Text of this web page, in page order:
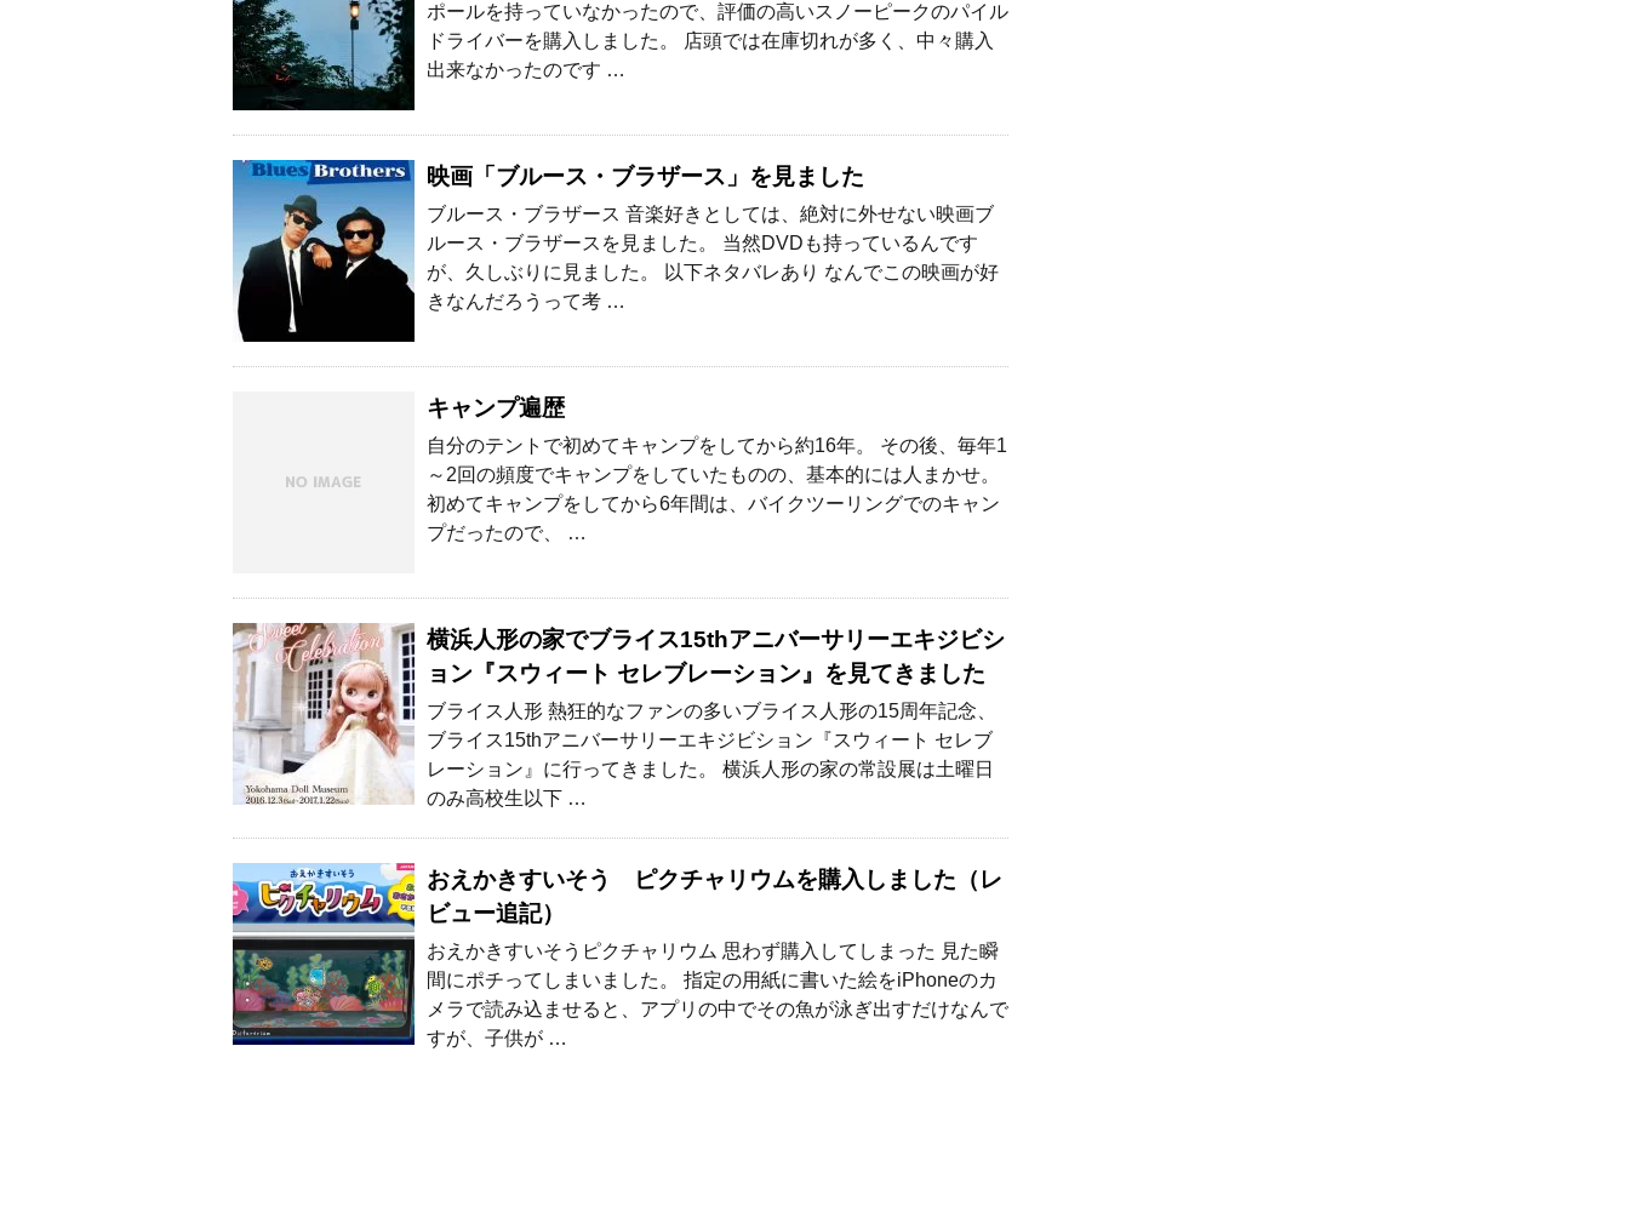
ポールを持っていなかったので、評価の高いスノーピークのパイル
ドライバーを購入しました。 店頭では在庫切れが多く、中々購入
出来なかったのです …
映画「ブルース・ブラザース」を見ました
ブルース・ブラザース 音楽好きとしては、絶対に外せない映画ブ
ルース・ブラザースを見ました。 当然DVDも持っているんです
が、久しぶりに見ました。 以下ネタバレあり なんでこの映画が好
きなんだろうって考 …
キャンプ遍歴
自分のテントで初めてキャンプをしてから約16年。 その後、毎年1
～2回の頻度でキャンプをしていたものの、基本的には人まかせ。
初めてキャンプをしてから6年間は、バイクツーリングでのキャン
プだったので、 …
横浜人形の家でブライス15thアニバーサリーエキジビシ
ョン『スウィート セレブレーション』を見てきました
ブライス人形 熱狂的なファンの多いブライス人形の15周年記念、
ブライス15thアニバーサリーエキジビション『スウィート セレブ
レーション』に行ってきました。 横浜人形の家の常設展は土曜日
のみ高校生以下 …
おえかきすいそう ピクチャリウムを購入しました（レ
ビュー追記）
おえかきすいそうピクチャリウム 思わず購入してしまった 見た瞬
間にポチってしまいました。 指定の用紙に書いた絵をiPhoneのカ
メラで読み込ませると、アプリの中でその魚が泳ぎ出すだけなんで
すが、子供が …